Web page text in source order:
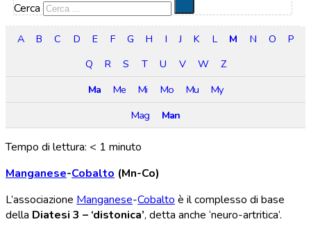
Cerca
A B C D E F G H I J K L M N O
P
Q
R S T U V W
Z
Ma
Me Mi Mo Mu
My
Mag
Man
Tempo di lettura: < 1 minuto
Manganese-Cobalto (Mn-Co)
L’associazione Manganese-Cobalto è il complesso di base
della Diatesi 3 – ‘distonica’, detta anche ‘neuro-artritica’.